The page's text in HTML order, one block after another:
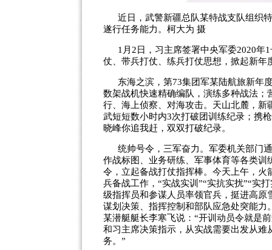
近日，武警新疆总队某特战支队组织
遂行任务能力。柯大为 摄
1月2日，习主席签署中央军委2020年
仗、带兵打仗、练兵打仗思想，掀起新年
东海之滨，第73集团军某陆航旅新年
数架战机快速精确编队，演练多种战法
行、海上侦察、对海攻击。天山北麓，
武短短数小时内3次打破团训练纪录；携
晓峰你追我赶，双双打破纪录。
统帅号令，三军奋力。军委机关部门
作战标图、业务研练、军事体育等各类
令，立起备战打仗指挥棒。今天上午，
兵备战工作，“实战实训”“实抗实扰”“实
级指挥员和参谋人员率领官兵，挺进高
谋划决策、指挥控制和部队应急处突能力
某潜艇艇长李寒飞说：“开训动员令就是
和习主席决策指示，从实战需要出发从
务。”